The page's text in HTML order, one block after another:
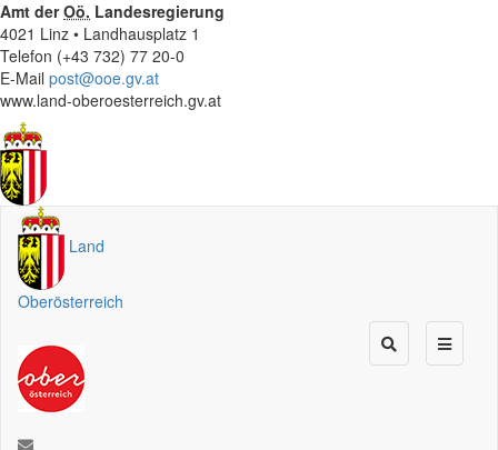
Amt derOö. Landesregierung
4021 Linz • Landhausplatz 1
Telefon (+43 732) 77 20-0
E-Mail post@ooe.gv.at
www.land-oberoesterreich.gv.at
Land
Oberösterreich